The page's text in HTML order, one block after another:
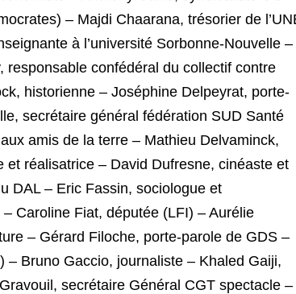
– Majdi Chaarana, trésorier de
à l’université Sorbonne-Nouvelle –
confédéral du collectif contre
historienne – Joséphine Delpeyrat, porte-
secrétaire général fédération SUD Santé
amis de la terre – Mathieu Delvaminck,
et réalisatrice – David Dufresne, cinéaste et
DAL – Eric Fassin, sociologue et
Caroline Fiat, députée (LFI) – Aurélie
– Gérard Filoche, porte-parole de GDS –
– Bruno Gaccio, journaliste – Khaled Gaiji,
secrétaire Général CGT spectacle –